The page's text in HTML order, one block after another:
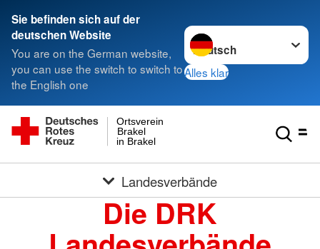
Sie befinden sich auf der
deutschen Website
You are on the German website,
you can use the switch to switch to
the English one
Sprache wechseln zu
Alles klar
in Brakel
Brakel
Ortsverein
Landesverbände
Die DRK